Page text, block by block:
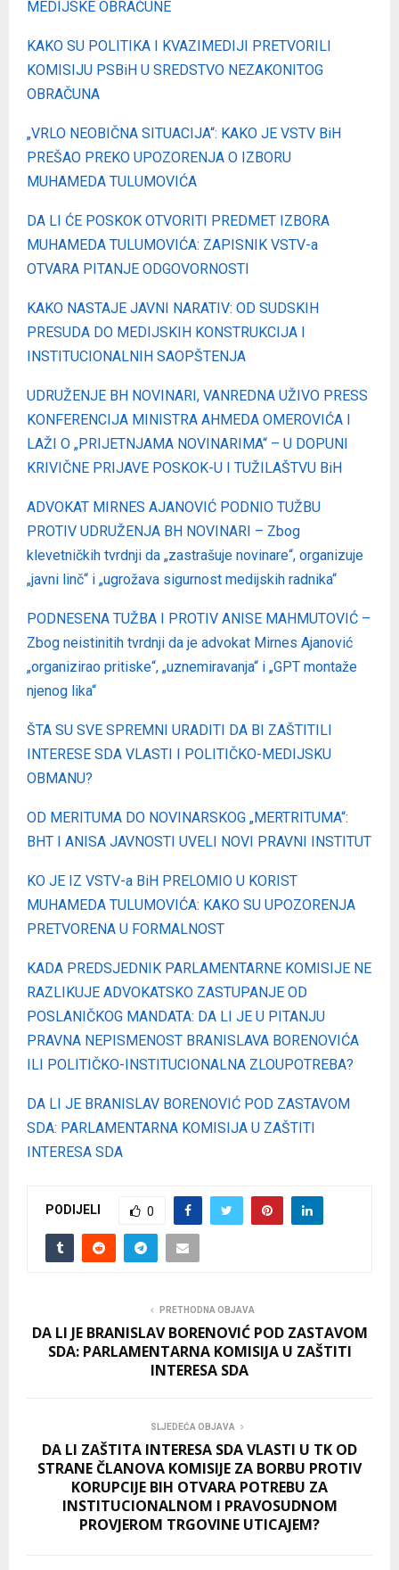
MEDIJSKE OBRAČUNE
KAKO SU POLITIKA I KVAZIMEDIJI PRETVORILI
KOMISIJU PSBiH U SREDSTVO NEZAKONITOG
OBRAČUNA
„VRLO NEOBIČNA SITUACIJA“: KAKO JE VSTV BiH
PREŠAO PREKO UPOZORENJA O IZBORU
MUHAMEDA TULUMOVIĆA
DA LI ĆE POSKOK OTVORITI PREDMET IZBORA
MUHAMEDA TULUMOVIĆA: ZAPISNIK VSTV-a
OTVARA PITANJE ODGOVORNOSTI
KAKO NASTAJE JAVNI NARATIV: OD SUDSKIH
PRESUDA DO MEDIJSKIH KONSTRUKCIJA I
INSTITUCIONALNIH SAOPŠTENJA
UDRUŽENJE BH NOVINARI, VANREDNA UŽIVO PRESS
KONFERENCIJA MINISTRA AHMEDA OMEROVIĆA I
LAŽI O „PRIJETNJAMA NOVINARIMA“ – U DOPUNI
KRIVIČNE PRIJAVE POSKOK-U I TUŽILAŠTVU BiH
ADVOKAT MIRNES AJANOVIĆ PODNIO TUŽBU
PROTIV UDRUŽENJA BH NOVINARI – Zbog
klevetničkih tvrdnji da „zastrašuje novinare“, organizuje
„javni linč“ i „ugrožava sigurnost medijskih radnika“
PODNESENA TUŽBA I PROTIV ANISE MAHMUTOVIĆ –
Zbog neistinitih tvrdnji da je advokat Mirnes Ajanović
„organizirao pritiske“, „uznemiravanja“ i „GPT montaže
njenog lika“
ŠTA SU SVE SPREMNI URADITI DA BI ZAŠTITILI
INTERESE SDA VLASTI I POLITIČKO-MEDIJSKU
OBMANU?
OD MERITUMA DO NOVINARSKOG „MERTRITUMA“:
BHT I ANISA JAVNOSTI UVELI NOVI PRAVNI INSTITUT
KO JE IZ VSTV-a BiH PRELOMIO U KORIST
MUHAMEDA TULUMOVIĆA: KAKO SU UPOZORENJA
PRETVORENA U FORMALNOST
KADA PREDSJEDNIK PARLAMENTARNE KOMISIJE NE
RAZLIKUJE ADVOKATSKO ZASTUPANJE OD
POSLANIČKOG MANDATA: DA LI JE U PITANJU
PRAVNA NEPISMENOST BRANISLAVA BORENOVIĆA
ILI POLITIČKO-INSTITUCIONALNA ZLOUPOTREBA?
DA LI JE BRANISLAV BORENOVIĆ POD ZASTAVOM
SDA: PARLAMENTARNA KOMISIJA U ZAŠTITI
INTERESA SDA
PODIJELI 0
PRETHODNA OBJAVA
DA LI JE BRANISLAV BORENOVIĆ POD ZASTAVOM
SDA: PARLAMENTARNA KOMISIJA U ZAŠTITI
INTERESA SDA
SLJEDEĆA OBJAVA
DA LI ZAŠTITA INTERESA SDA VLASTI U TK OD
STRANE ČLANOVA KOMISIJE ZA BORBU PROTIV
KORUPCIJE BIH OTVARA POTREBU ZA
INSTITUCIONALNOM I PRAVOSUDNOM
PROVJEROM TRGOVINE UTICAJEM?